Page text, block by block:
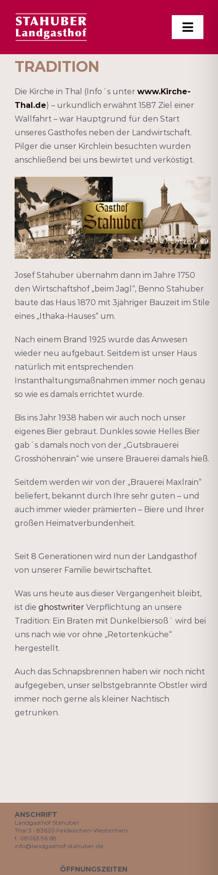
Inhalt
springen
FEIERN
RÄUME
NEUES
KONTAKT
Feedback-
Anfahrt
Facebook
Impressum
GÄSTEHAUS
TRADITION
Die Kirche in Thal (Info´s unter www.Kirche-
Thal.de) – urkundlich erwähnt 1587 Ziel einer
Wallfahrt – war Hauptgrund für den Start
unseres Gasthofes neben der Landwirtschaft.
Pilger die unser Kirchlein besuchten wurden
anschließend bei uns bewirtet und verköstigt.
Josef Stahuber übernahm dann im Jahre 1750
den Wirtschaftshof „beim Jagl“, Benno Stahuber
baute das Haus 1870 mit 3jähriger Bauzeit im Stile
eines „Ithaka-Hauses“ um.
Nach einem Brand 1925 wurde das Anwesen
wieder neu aufgebaut. Seitdem ist unser Haus
natürlich mit entsprechenden
Instanthaltungsmaßnahmen immer noch genau
so wie es damals errichtet wurde.
Bis ins Jahr 1938 haben wir auch noch unser
eigenes Bier gebraut. Dunkles sowie Helles Bier
gab´s damals noch von der „Gutsbrauerei
Grosshöhenrain“ wie unsere Brauerei damals hieß.
Seitdem werden wir von der „Brauerei Maxlrain“
beliefert, bekannt durch Ihre sehr guten – und
auch immer wieder prämierten – Biere und Ihrer
großen Heimatverbundenheit.
Seit 8 Generationen wird nun der Landgasthof
von unserer Familie bewirtschaftet.
Was uns heute aus dieser Vergangenheit bleibt,
ist die ghostwriterVerpflichtung an unsere
Tradition: Ein Braten mit Dunkelbiersoß´ wird bei
uns nach wie vor ohne „Retortenküche“
hergestellt.
Auch das Schnapsbrennen haben wir noch nicht
aufgegeben, unser selbstgebrannte Obstler wird
immer noch gerne als kleiner Nachtisch
getrunken.
ANSCHRIFT
Landgasthof Stahuber
Thal 3 • 83620 Feldkirchen-Westerham
t: 08063 96 68
info@landgasthof-stahuber.de
ÖFFNUNGSZEITEN